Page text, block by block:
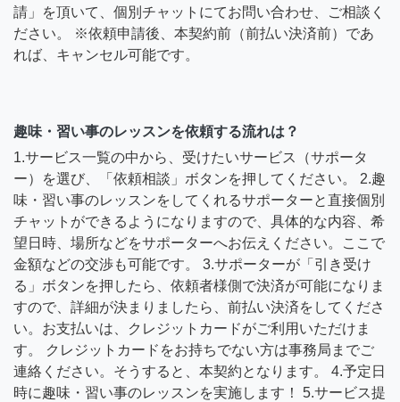
請」を頂いて、個別チャットにてお問い合わせ、ご相談く
ださい。 ※依頼申請後、本契約前（前払い決済前）であ
れば、キャンセル可能です。
趣味・習い事のレッスンを依頼する流れは？
1.サービス一覧の中から、受けたいサービス（サポータ
ー）を選び、「依頼相談」ボタンを押してください。 2.趣
味・習い事のレッスンをしてくれるサポーターと直接個別
チャットができるようになりますので、具体的な内容、希
望日時、場所などをサポーターへお伝えください。ここで
金額などの交渉も可能です。 3.サポーターが「引き受け
る」ボタンを押したら、依頼者様側で決済が可能になりま
すので、詳細が決まりましたら、前払い決済をしてくださ
い。お支払いは、クレジットカードがご利用いただけま
す。 クレジットカードをお持ちでない方は事務局までご
連絡ください。そうすると、本契約となります。 4.予定日
時に趣味・習い事のレッスンを実施します！ 5.サービス提